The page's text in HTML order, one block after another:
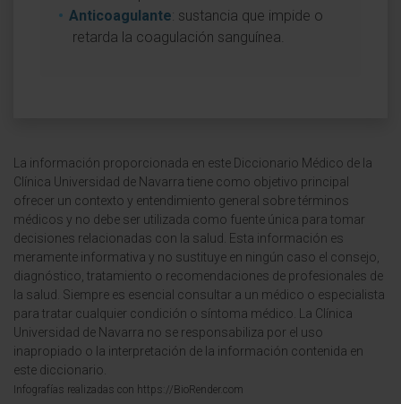
Anticoagulante: sustancia que impide o
retarda la coagulación sanguínea.
La información proporcionada en este Diccionario Médico de la
Clínica Universidad de Navarra tiene como objetivo principal
ofrecer un contexto y entendimiento general sobre términos
médicos y no debe ser utilizada como fuente única para tomar
decisiones relacionadas con la salud. Esta información es
meramente informativa y no sustituye en ningún caso el consejo,
diagnóstico, tratamiento o recomendaciones de profesionales de
la salud. Siempre es esencial consultar a un médico o especialista
para tratar cualquier condición o síntoma médico. La Clínica
Universidad de Navarra no se responsabiliza por el uso
inapropiado o la interpretación de la información contenida en
este diccionario.
Infografías realizadas con https://BioRender.com